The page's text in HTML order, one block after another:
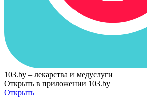
103.by – лекарства и медуслуги
Открыть в приложении 103.by
Открыть